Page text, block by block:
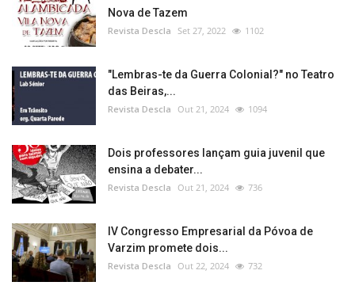
Nova de Tazem
Revista Descla Set 27, 2022 1102
"Lembras-te da Guerra Colonial?" no Teatro
das Beiras,...
Revista Descla Out 21, 2024 1094
Dois professores lançam guia juvenil que
ensina a debater...
Revista Descla Out 21, 2024 736
IV Congresso Empresarial da Póvoa de
Varzim promete dois...
Revista Descla Out 22, 2024 732